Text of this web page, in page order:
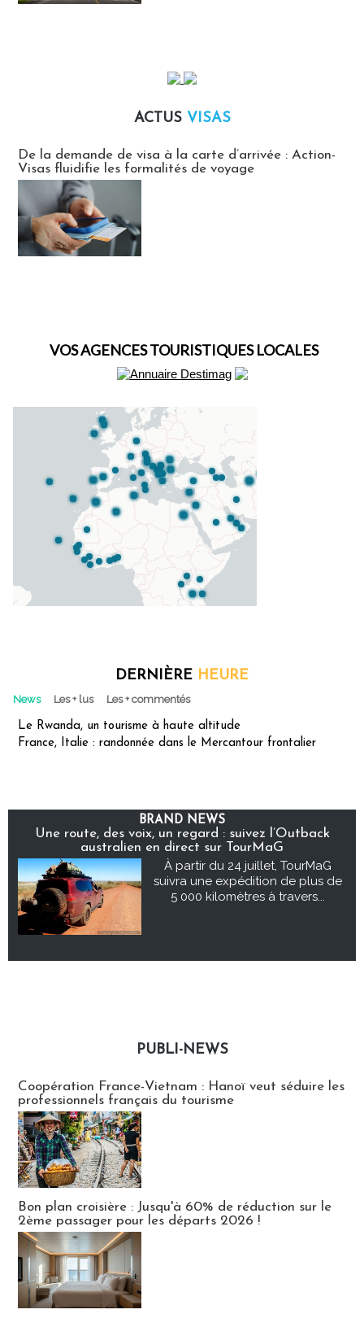
ACTUS VISAS
De la demande de visa à la carte d’arrivée : Action-
Visas fluidifie les formalités de voyage
VOS AGENCES TOURISTIQUES LOCALES
DERNIÈRE HEURE
News Les + lus Les + commentés
Le Rwanda, un tourisme à haute altitude
France, Italie : randonnée dans le Mercantour frontalier
BRAND NEWS
Une route, des voix, un regard : suivez l’Outback
australien en direct sur TourMaG
À partir du 24 juillet, TourMaG
suivra une expédition de plus de
5 000 kilomètres à travers...
PUBLI-NEWS
Coopération France-Vietnam : Hanoï veut séduire les
professionnels français du tourisme
Bon plan croisière : Jusqu'à 60% de réduction sur le
2ème passager pour les départs 2026 !